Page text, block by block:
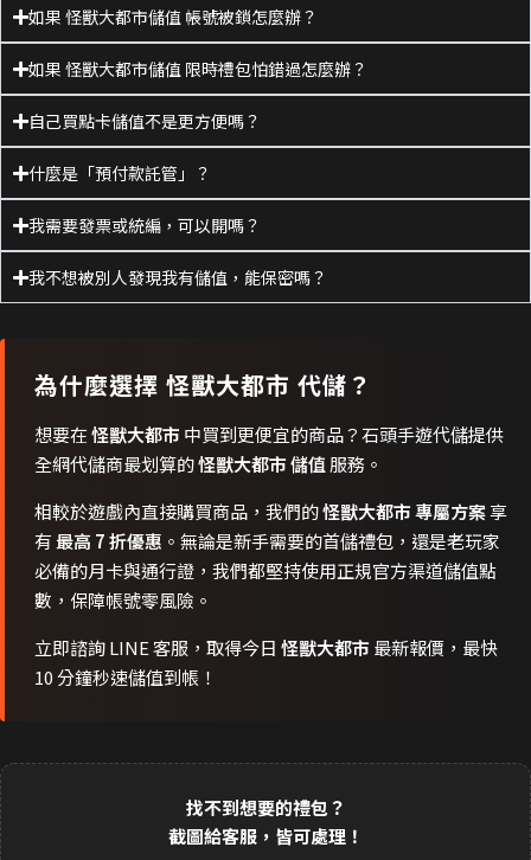
如果 怪獸大都市儲值 帳號被鎖怎麼辦？
如果 怪獸大都市儲值 限時禮包怕錯過怎麼辦？
自己買點卡儲值不是更方便嗎？
什麼是「預付款託管」？
我需要發票或統編，可以開嗎？
我不想被別人發現我有儲值，能保密嗎？
為什麼選擇 怪獸大都市 代儲？
想要在怪獸大都市 中買到更便宜的商品？石頭手遊代儲提供
全網代儲商最划算的怪獸大都市 儲值服務。
相較於遊戲內直接購買商品，我們的怪獸大都市 專屬方案享
有最高 7 折優惠 。無論是新手需要的首儲禮包，還是老玩家
必備的月卡與通行證，我們都堅持使用正規官方渠道儲值點
數，保障帳號零風險。
立即諮詢 LINE 客服，取得今日 怪獸大都市 最新報價，最快
10 分鐘秒速儲值到帳！
找不到想要的禮包？
截圖給客服，皆可處理！